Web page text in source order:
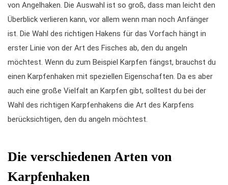
von Angelhaken. Die Auswahl ist so groß, dass man leicht den
Überblick verlieren kann, vor allem wenn man noch Anfänger
ist. Die Wahl des richtigen Hakens für das Vorfach hängt in
erster Linie von der Art des Fisches ab, den du angeln
möchtest. Wenn du zum Beispiel Karpfen fängst, brauchst du
einen Karpfenhaken mit speziellen Eigenschaften. Da es aber
auch eine große Vielfalt an Karpfen gibt, solltest du bei der
Wahl des richtigen Karpfenhakens die Art des Karpfens
berücksichtigen, den du angeln möchtest.
Die verschiedenen Arten von
Karpfenhaken